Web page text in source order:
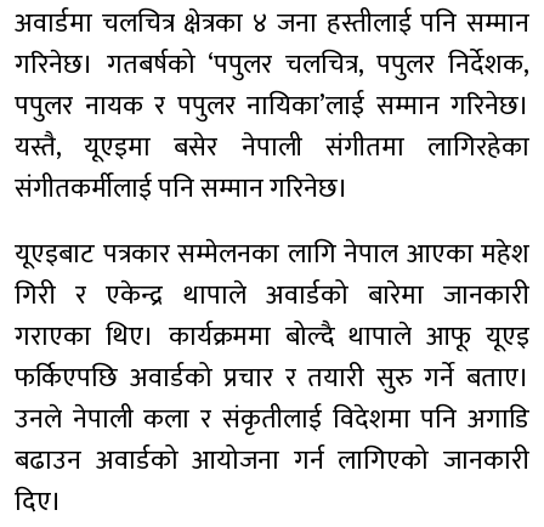
अवार्डमा चलचित्र क्षेत्रका ४ जना हस्तीलाई पनि सम्मान
गरिनेछ। गतबर्षको ‘पपुलर चलचित्र, पपुलर निर्देशक,
पपुलर नायक र पपुलर नायिका’लाई सम्मान गरिनेछ।
यस्तै, यूएइमा बसेर नेपाली संगीतमा लागिरहेका
संगीतकर्मीलाई पनि सम्मान गरिनेछ।
यूएइबाट पत्रकार सम्मेलनका लागि नेपाल आएका महेश
गिरी र एकेन्द्र थापाले अवार्डको बारेमा जानकारी
गराएका थिए। कार्यक्रममा बोल्दै थापाले आफू यूएइ
फर्किएपछि अवार्डको प्रचार र तयारी सुरु गर्ने बताए।
उनले नेपाली कला र संकृतीलाई विदेशमा पनि अगाडि
बढाउन अवार्डको आयोजना गर्न लागिएको जानकारी
दिए।